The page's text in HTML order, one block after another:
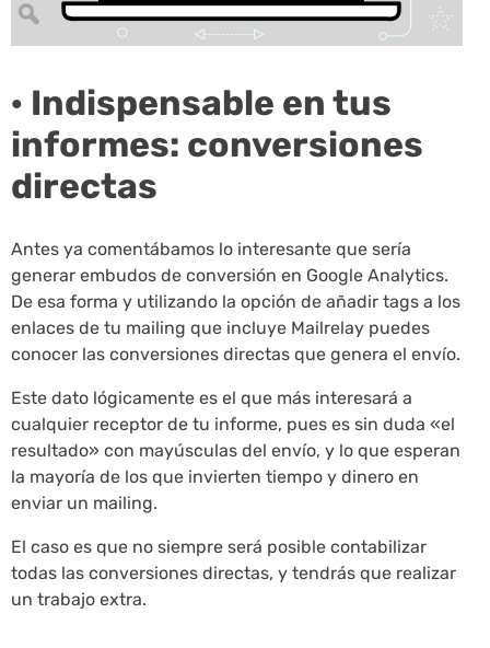
· Indispensable en tus
informes: conversiones
directas
Antes ya comentábamos lo interesante que sería
generar embudos de conversión en Google Analytics.
De esa forma y utilizando la opción de añadir tags a los
enlaces de tu mailing que incluye Mailrelay puedes
conocer las conversiones directas que genera el envío.
Este dato lógicamente es el que más interesará a
cualquier receptor de tu informe, pues es sin duda «el
resultado» con mayúsculas del envío, y lo que esperan
la mayoría de los que invierten tiempo y dinero en
enviar un mailing.
El caso es que no siempre será posible contabilizar
todas las conversiones directas, y tendrás que realizar
un trabajo extra.